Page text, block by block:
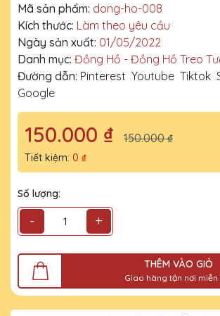
Mã sản phẩm: dong-ho-008
Kích thước: Làm theo yêu cầu
Ngày sản xuất: 01/05/2022
Danh mục: Đồng Hồ - Đồng Hồ Treo
Đường dẫn: Pinterest Youtube Tiktok
Google
150.000 ₫ 150.000 ₫
Tiết kiệm: 0 ₫
Số lượng:
- +
THÊM VÀO GIỎ
Giao hàng tận nơi miễn